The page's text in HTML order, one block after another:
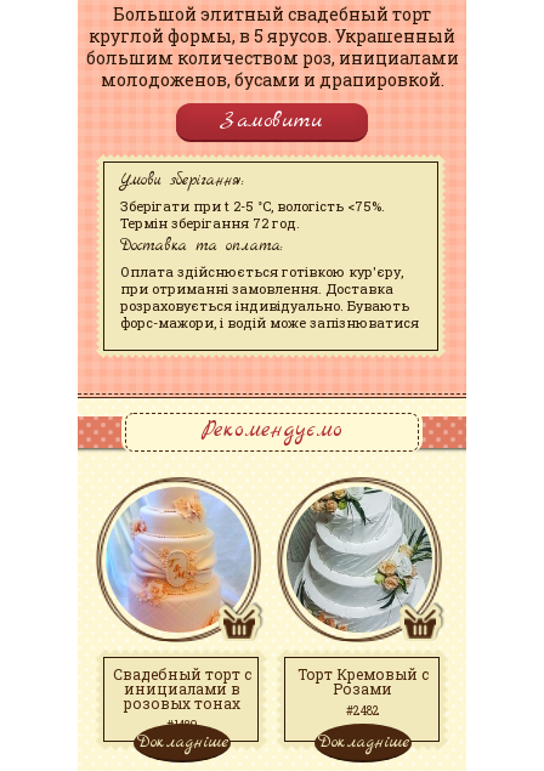
Большой элитный свадебный торт
круглой формы, в 5 ярусов. Украшенный
большим количеством роз, инициалами
молодоженов, бусами и драпировкой.
Замовити
Умови зберігання:
Зберігати при t 2-5 °C, вологість <75%.
Термін зберігання 72 год.
Доставка та оплата:
Оплата здійснюється готівкою кур'єру,
при отриманні замовлення. Доставка
розраховується індивідуально. Бувають
форс-мажори, і водій може запізнюватися
Рекомендуємо
Свадебный торт с
инициалами в
розовых тонах
#1489
Докладніше
Торт Кремовый с
Розами
#2482
Докладніше